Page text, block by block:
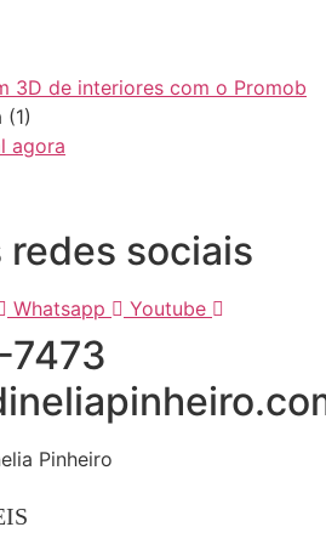
agora
redes sociais
Whatsapp Youtube
Pinheiro